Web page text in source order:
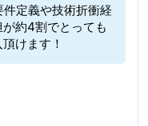
定義や技術折衝経
約4割でとっても
けます！